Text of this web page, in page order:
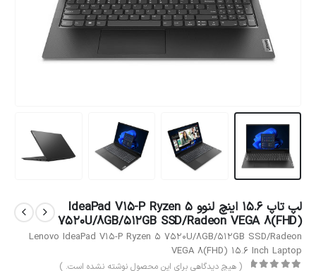
لپ تاپ 15.6 اینچ لنوو IdeaPad V15-P Ryzen 5
7520U/8GB/512GB SSD/Radeon VEGA 8(FHD)
Lenovo IdeaPad V15-P Ryzen 5 7520U/8GB/512GB SSD/Radeon
VEGA 8(FHD) 15.6 Inch Laptop
( هیچ دیدگاهی برای این محصول نوشته نشده است. )